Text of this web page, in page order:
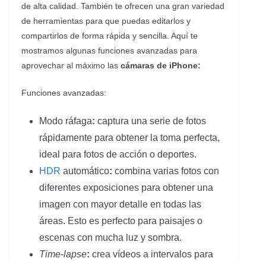
de alta calidad. También te ofrecen una gran variedad
de herramientas para que puedas editarlos y
compartirlos de forma rápida y sencilla. Aquí te
mostramos algunas funciones avanzadas para
aprovechar al máximo las cámaras de iPhone:
Funciones avanzadas:
Modo ráfaga: captura una serie de fotos
rápidamente para obtener la toma perfecta,
ideal para fotos de acción o deportes.
HDR automático: combina varias fotos con
diferentes exposiciones para obtener una
imagen con mayor detalle en todas las
áreas. Esto es perfecto para paisajes o
escenas con mucha luz y sombra.
Time-lapse: crea vídeos a intervalos para